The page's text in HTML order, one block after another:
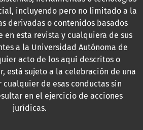
incluyendo pero no limitado a la
derivadas o contenidos basados
esta revista y cualquiera de sus
a la Universidad Autónoma de
acto de los aquí descritos o
está sujeto a la celebración de una
cualquier de esas conductas sin
en el ejercicio de acciones
jurídicas.